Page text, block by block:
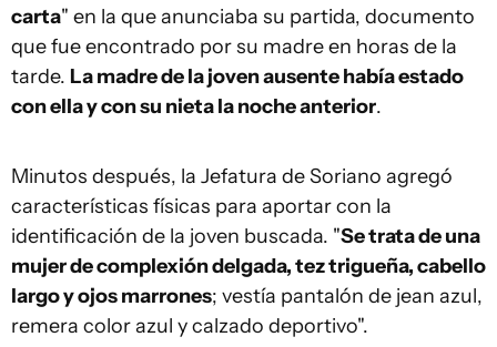
carta" en la que anunciaba su partida, documento
que fue encontrado por su madre en horas de la
tarde. La madre de la joven ausente había estado
con ella y con su nieta la noche anterior.
Minutos después, la Jefatura de Soriano agregó
características físicas para aportar con la
identificación de la joven buscada. "Se trata de una
mujer de complexión delgada, tez trigueña, cabello
largo y ojos marrones; vestía pantalón de jean azul,
remera color azul y calzado deportivo".